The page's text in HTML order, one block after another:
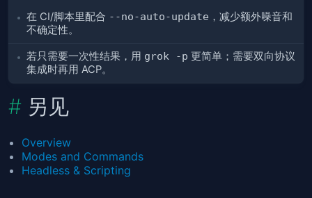
在 CI/脚本里配合 --no-auto-update ，减少额外噪音和
不确定性。
若只需要一次性结果，用 grok -p 更简单；需要双向协议
集成时再用 ACP。
另见
Overview
Modes and Commands
Headless & Scripting